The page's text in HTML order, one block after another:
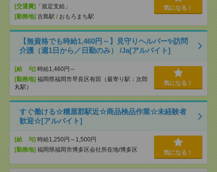
[交通費]
「規定支給」
[勤務地] 古島駅 / おもろまち駅
気になる！
【無資格でも時給1,460円～】見守りヘルパー✨訪問
介護（週1日から／日勤のみ） /Ja[アルバイト]
[給 与] 時給1,460円～
[勤務地] 福岡県福岡市早良区有田（最寄り駅：次郎
丸駅）
気になる！
すぐ働ける☆糟屋郡駅近☆商品検品作業☆未経験者
歓迎☆[アルバイト]
[給 与] 時給1,250円～1,500円
[勤務地] 福岡県福岡市博多区会社所在地/博多区 気になる！